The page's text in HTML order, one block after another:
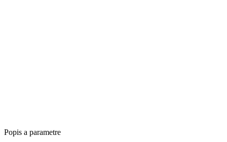
Popis a parametre